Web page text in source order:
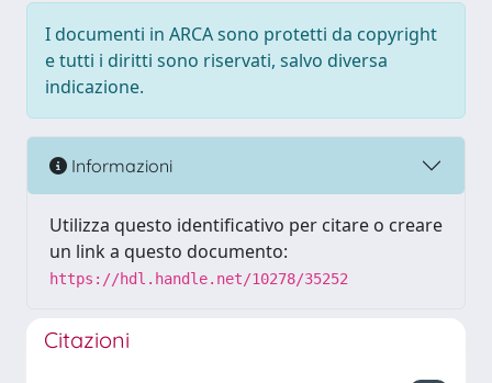
I documenti in ARCA sono protetti da copyright
e tutti i diritti sono riservati, salvo diversa
indicazione.
Informazioni
Utilizza questo identificativo per citare o creare
un link a questo documento:
https://hdl.handle.net/10278/35252
Citazioni